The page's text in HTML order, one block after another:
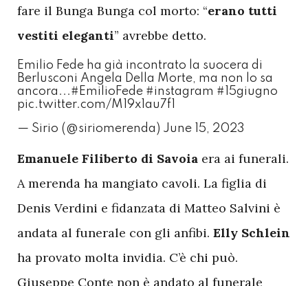
fare il Bunga Bunga col morto: “erano tutti
vestiti eleganti” avrebbe detto.
Emilio Fede ha già incontrato la suocera di
Berlusconi Angela Della Morte, ma non lo sa
ancora...#EmilioFede #instagram #15giugno
pic.twitter.com/M19x1au7f1
— Sirio (@siriomerenda) June 15, 2023
Emanuele Filiberto di Savoia era ai funerali.
A merenda ha mangiato cavoli. La figlia di
Denis Verdini e fidanzata di Matteo Salvini è
andata al funerale con gli anfibi. Elly Schlein
ha provato molta invidia. C’è chi può.
Giuseppe Conte non è andato al funerale